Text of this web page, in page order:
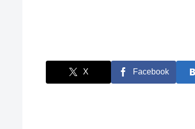
X Facebook